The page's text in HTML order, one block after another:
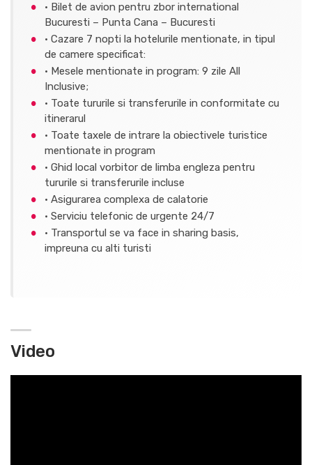
· Bilet de avion pentru zbor international
Bucuresti – Punta Cana – Bucuresti
· Cazare 7 nopti la hotelurile mentionate, in tipul
de camere specificat:
· Mesele mentionate in program: 9 zile All
Inclusive;
· Toate tururile si transferurile in conformitate cu
itinerarul
· Toate taxele de intrare la obiectivele turistice
mentionate in program
· Ghid local vorbitor de limba engleza pentru
tururile si transferurile incluse
· Asigurarea complexa de calatorie
· Serviciu telefonic de urgente 24/7
· Transportul se va face in sharing basis,
impreuna cu alti turisti
Video